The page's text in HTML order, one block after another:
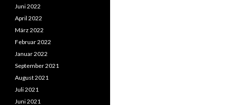
Juni 2022
April 2022
März 2022
Februar 2022
Januar 2022
September 2021
August 2021
Juli 2021
Juni 2021